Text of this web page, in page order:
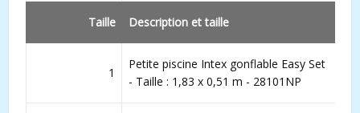
Taille Description et taille
1
Petite piscine Intex gonflable Easy Set
- Taille : 1,83 x 0,51 m - 28101NP